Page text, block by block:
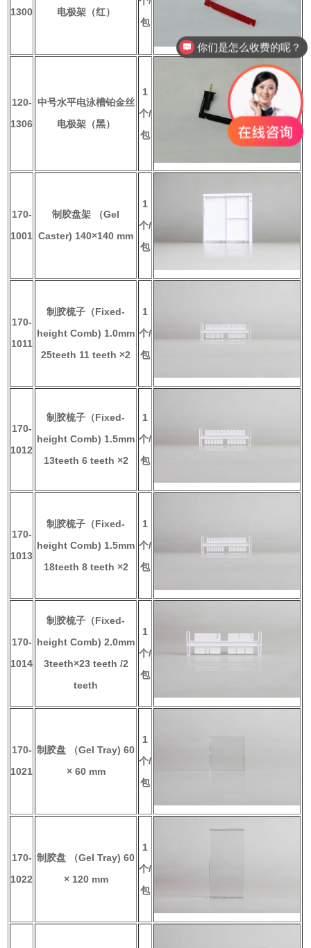
1300 电极架（红）
包
120-
1306
中号水平电泳槽铂金丝
电极架（黑）
1
个/
包
170-
1001
制胶盘架 （Gel
Caster) 140×140 mm
1
个/
包
170-
1011
制胶梳子（Fixed-
height Comb) 1.0mm
25teeth 11 teeth ×2
1
个/
包
170-
1012
制胶梳子（Fixed-
height Comb) 1.5mm
13teeth 6 teeth ×2
1
个/
包
170-
1013
制胶梳子（Fixed-
height Comb) 1.5mm
18teeth 8 teeth ×2
1
个/
包
170-
1014
制胶梳子（Fixed-
height Comb) 2.0mm
3teeth×23 teeth /2
teeth
1
个/
包
170-
1021
制胶盘 （Gel Tray) 60
× 60 mm
1
个/
包
170-
1022
制胶盘 （Gel Tray) 60
× 120 mm
1
个/
包
你们是怎么收费的呢？